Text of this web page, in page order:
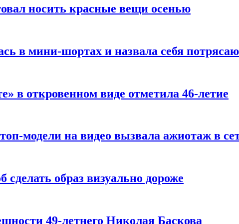
носить красные вещи осенью
в мини-шортах и назвала себя
в откровенном виде отметила 46-летие
модели на видео вызвала ажиотаж в
сделать образ визуально дороже
49-летнего Николая Баскова